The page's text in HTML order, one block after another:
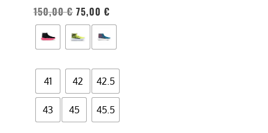
150,00€ 75,00 €
41 42 42.5
43 45 45.5
essere
scelte
nella
del
prodotto